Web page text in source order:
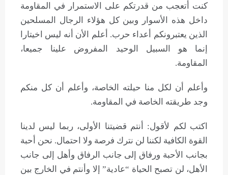
كنت أتعجب من قدرتكم على الاستمرار في المقاومة
داخل هذه الأسوار وبين كل هؤلاء الرجال المسلحين
الذين يعتبرونكم أعداء حرب. أعلم الأن أنه ليس اخيتارا
إنما هو السبيل الوحيد المفروض علينا جميعا،
المقاومة.
وأعلم أن لكل منا حيلته الخاصة، وأعلم أن كل منكم
وجد طريقته الخاصة في المقاومة.
اكتب لكم لأقول: أنتم قضيتنا الأولى، ربما ليس لدينا
القوة الكافية لكننا لن نترك فرصة ولا احتمال. نحن أحبة
بجانب الأحبة ورفاق إلى جانب الرفاق وأهل إلى جانب
الأهل، لن تصبح الحياة “عادية” إلا وأنتم في الخارج بين